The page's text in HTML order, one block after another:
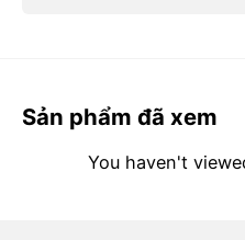
Sản phẩm đã xem
You haven't